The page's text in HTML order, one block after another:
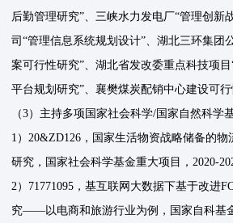
后勤管理研究”、三峡水力发电厂“管理创新
司“管理信息系统规划设计”、湖北三环集团
案可行性研究”、湖北省发改委重点科技项
平台规划研究”、襄樊煤炭配销中心建设可行
（3）主持多项国家社会科学/国家自然科学
1）20&ZD126，国家生活物资战略储备的
研究，国家社会科学基金重大项目，2020-
2）71771095，基互联网大数据下基于改进
究——以电商和旅游行业为例，国家自科基